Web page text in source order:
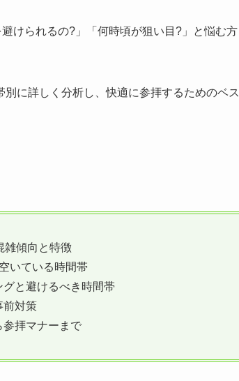
けられるの?」「何時頃が狙い目?」と悩む方
に詳しく分析し、快適に参拝するためのベス
雑傾向と特徴
いている時間帯
と避けるべき時間帯
前対策
参拝マナーまで